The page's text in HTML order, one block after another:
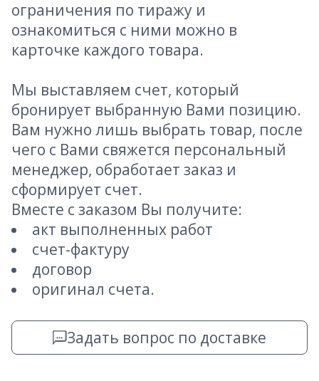
ограничения по тиражу и
ознакомиться с ними можно в
карточке каждого товара.
Мы выставляем счет, который
бронирует выбранную Вами позицию.
Вам нужно лишь выбрать товар, после
чего с Вами свяжется персональный
менеджер, обработает заказ и
сформирует счет.
Вместе с заказом Вы получите:
акт выполненных работ
счет-фактуру
договор
оригинал счета.
Задать вопрос по доставке